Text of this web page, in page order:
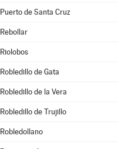
Puerto de Santa Cruz
Rebollar
Riolobos
Robledillo de Gata
Robledillo de la Vera
Robledillo de Trujillo
Robledollano